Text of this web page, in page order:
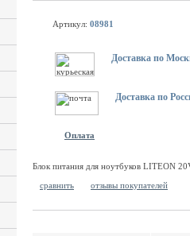
Артикул: 08981
Доставка по
Доставка по
Оплата
Блок питания для ноутбуков LITEON
сравнить
отзывы покупателей